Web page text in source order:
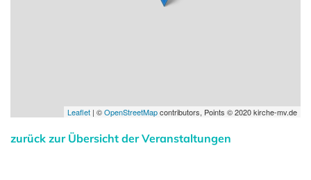
Leaflet | ©OpenStreetMapcontributors, Points © 2020 kirche-mv.de
zurück zur Übersicht der Veranstaltungen